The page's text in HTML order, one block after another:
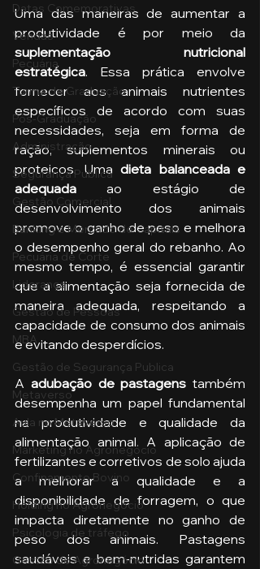
Datas Comemorativas
Vendas
Pecuária
Turma de Graduação
Pós-Graduação
Administração
Segurança Publica
Gestão Comercial
Banking e Mercado de Capitais
Pecuária de Corte
Liderança
Gestão de Pessoas
MBA
Gestão de Segurança Publica
Metaverso
Aula no Metaverso
Marketing no Agronegócio
Confinamento Bovino
Holding no Agronegócio
Psicologia de tráfego
Gestão do Agronegócio
Uma das maneiras de aumentar a
suplementação nutricional
estratégica. Essa prática envolve
fornecer aos animais nutrientes
específicos de acordo com suas
necessidades, seja em forma de
ração, suplementos minerais ou
proteicos. Uma dieta balanceada e
adequada ao estágio de
desenvolvimento dos animais
promove o ganho de peso e melhora
o desempenho geral do rebanho. Ao
mesmo tempo, é essencial garantir
que a alimentação seja fornecida de
maneira adequada, respeitando a
capacidade de consumo dos animais
e evitando desperdícios.
A adubação de pastagens também
desempenha um papel fundamental
na produtividade e qualidade da
alimentação animal. A aplicação de
fertilizantes e corretivos de solo ajuda
a melhorar a qualidade e a
disponibilidade de forragem, o que
impacta diretamente no ganho de
peso dos animais. Pastagens
saudáveis e bem-nutridas garantem